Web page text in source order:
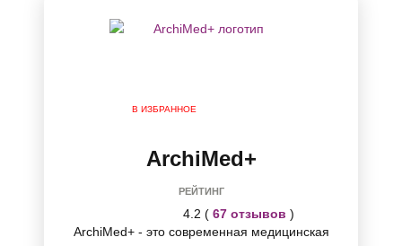
В ИЗБРАННОЕ
ArchiMed+
РЕЙТИНГ
4.2 ( 67 отзывов )
ArchiMed+ - это современная медицинская